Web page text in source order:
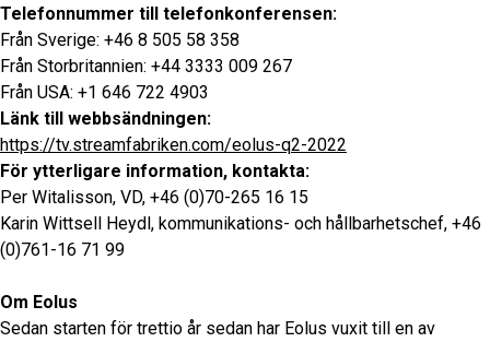
Telefonnummer till telefonkonferensen:
Från Sverige: +46 8 505 58 358
Från Storbritannien: +44 3333 009 267
Från USA: +1 646 722 4903
Länk till webbsändningen:
https://tv.streamfabriken.com/eolus-q2-2022
För ytterligare information, kontakta:
Per Witalisson, VD, +46 (0)70-265 16 15
Karin Wittsell Heydl, kommunikations- och hållbarhetschef, +46
(0)761-16 71 99
Om Eolus
Sedan starten för trettio år sedan har Eolus vuxit till en av